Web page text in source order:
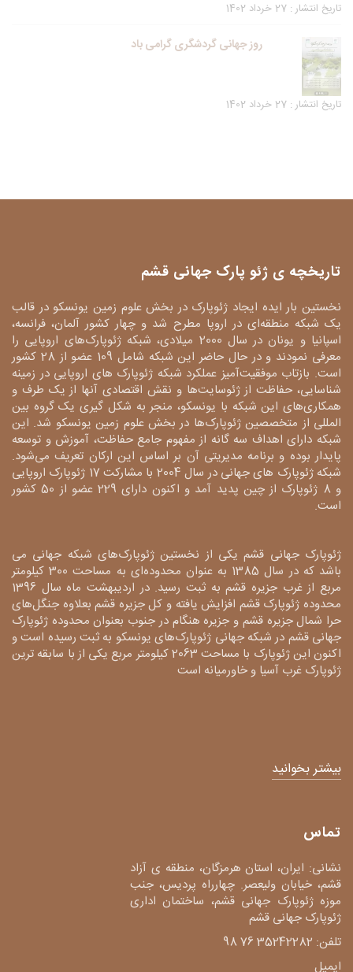
تاریخ انتشار : 27 خرداد 1402
روز جهانی گردشگری گرامی باد
تاریخ انتشار : 27 خرداد 1402
تاریخچه ی ژئو پارک جهانی قشم
نخستین بار ایده ایجاد ژئوپارک در بخش علوم زمین یونسکو در قالب
یک شبکه منطقه‌ای در اروپا مطرح شد و چهار کشور آلمان، فرانسه،
اسپانیا و یونان در سال 2000 میلادی، شبکه ژئوپارک‌های اروپایی را
معرفی نمودند و در حال حاضر این شبکه شامل 109 عضو از 28 کشور
است. بازتاب موفقیت‌آمیز عملکرد شبکه ژئوپارک های اروپایی در زمینه
شناسایی، حفاظت از ژئوسایت‌ها و نقش اقتصادی آنها از یک طرف و
همکاری‌های این شبکه با یونسکو، منجر به شکل گیری یک گروه بین
المللی از متخصصین ژئوپارک‌ها در بخش علوم زمین یونسکو شد. این
شبکه دارای اهداف سه گانه از مفهوم جامع حفاظت، آموزش و توسعه
پایدار بوده و برنامه مدیریتی آن بر اساس این ارکان تعریف می‌شود.
شبکه ژئوپارک های جهانی در سال 2004 با مشارکت 17 ژئوپارک اروپایی
و 8 ژئوپارک از چین پدید آمد و اکنون دارای 229 عضو از 50 کشور
است.
ژئوپارک جهانی قشم یکی از نخستین ژئوپارک‌های شبکه جهانی می
باشد که در سال 1385 به عنوان محدوده‌ای به مساحت 300 کیلومتر
مربع از غرب جزیره قشم به ثبت رسید. در اردیبهشت ماه سال 1396
محدوده ژئوپارک قشم افزایش یافته و کل جزیره قشم بعلاوه جنگل‌های
حرا شمال جزیره قشم و جزیره هنگام در جنوب بعنوان محدوده ژئوپارک
جهانی قشم در شبکه جهانی ژئوپارک‌های یونسکو به ثبت رسیده است و
اکنون این ژئوپارک با مساحت 2063 کیلومتر مربع یکی از با سابقه ترین
ژئوپارک غرب آسیا و خاورمیانه است
بیشتر بخوانید
تماس
نشانی: ایران، استان هرمزگان، منطقه ی آزاد
قشم، خیابان ولیعصر. چهارراه پردیس، جنب
موزه ژئوپارک جهانی قشم، ساختمان اداری
ژئوپارک جهانی قشم
تلفن: 35242282 76 98
ایمیل